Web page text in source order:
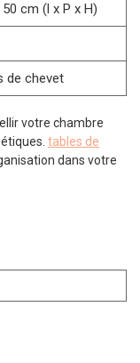
cm (l x P x H)
de chevet
votre chambre
tables de
dans votre